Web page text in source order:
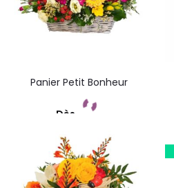
Panier Petit Bonheur
Dès
Commandez